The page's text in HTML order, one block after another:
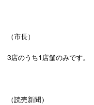
（市長）
3店のうち1店舗のみです。
（読売新聞）